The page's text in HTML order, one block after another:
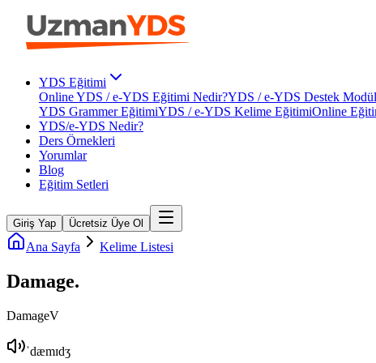
YDS Eğitimi
Online YDS / e-YDS Eğitimi Nedir?YDS / e-YDS Destek
YDS Grammer EğitimiYDS / e-YDS Kelime EğitimiOnline
YDS/e-YDS Nedir?
Ders Örnekleri
Yorumlar
Blog
Eğitim Setleri
Giriş Yap Ücretsiz Üye Ol
Ana Sayfa Kelime Listesi
Damage.
DamageV
ˈdæmɪdʒ